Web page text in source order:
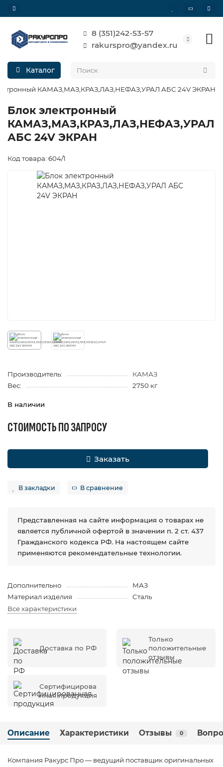
8 (351)242-53-57
rakurspro@yandex.ru
Каталог
КАМАЗ,МАЗ,КРАЗ,ЛАЗ,НЕФАЗ,УРАЛ АБС 24V ЭКРАН
Блок электронный
КАМАЗ,МАЗ,КРАЗ,ЛАЗ,НЕФАЗ,УРАЛ
АБС 24V ЭКРАН
Код товара: 604/1
Производитель:
КАМАЗ
Вес:
2750 кг
В наличии
СТОИМОСТЬ ПО ЗАПРОСУ
Заказать
В закладки В сравнение
Представленная на сайте информация о товарах не
является публичной офертой в значении п. 2 ст. 437
Гражданского кодекса РФ. На настоящем сайте
применяются рекомендательные технологии.
Дополнительно
МАЗ
Материал изделия
Сталь
Все характеристики
Доставка по РФ
Только
положительные
отзывы
Сертифицирова
нная продукция
Описание Характеристики Отзывы 0
Компания Ракурс Про — ведущий поставщик оригинальных